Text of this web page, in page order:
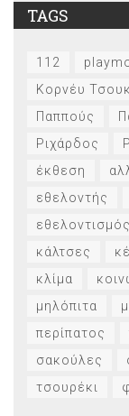
TAGS
112
Κορνέυ
Παππούς
Ριχάρδος
έκθεση
εθελοντής
εθελοντισμός
κάλτσες
κλίμα
μηλόπιτα
περίπατος
σακούλες
τσουρέκι